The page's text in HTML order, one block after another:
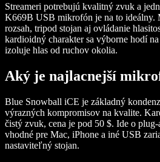
Streameri potrebujú kvalitný zvuk a
K669B USB mikrofón je na to ideálny.
rozsah, tripod stojan aj ovládanie
kardioidný charakter sa výborne hodí na
izoluje hlas od ruchov okolia.
Aký je najlacnejší
Blue Snowball iCE je základný
výrazných kompromisov na kvalite.
čistý zvuk, cena je pod 50 $. Ide o
vhodné pre Mac, iPhone a iné USB
nastaviteľný stojan.